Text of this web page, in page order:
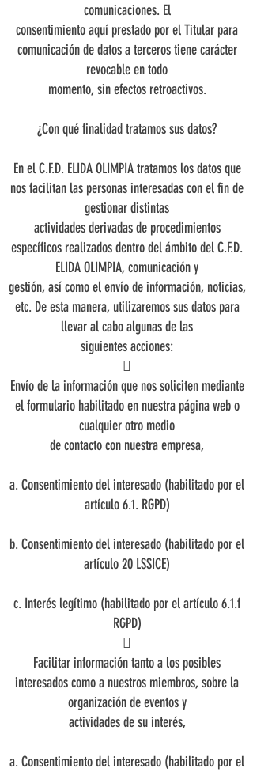
comunicaciones. El
consentimiento aquí prestado por el Titular para
comunicación de datos a terceros tiene carácter
revocable en todo
momento, sin efectos retroactivos.
¿Con qué finalidad tratamos sus datos?
En el C.F.D. ELIDA OLIMPIA tratamos los datos que
nos facilitan las personas interesadas con el fin de
gestionar distintas
actividades derivadas de procedimientos
específicos realizados dentro del ámbito del C.F.D.
ELIDA OLIMPIA, comunicación y
gestión, así como el envío de información, noticias,
etc. De esta manera, utilizaremos sus datos para
llevar al cabo algunas de las
siguientes acciones:

Envío de la información que nos soliciten mediante
el formulario habilitado en nuestra página web o
cualquier otro medio
de contacto con nuestra empresa,
a. Consentimiento del interesado (habilitado por el
artículo 6.1. RGPD)
b. Consentimiento del interesado (habilitado por el
artículo 20 LSSICE)
c. Interés legítimo (habilitado por el artículo 6.1.f
RGPD)

Facilitar información tanto a los posibles
interesados como a nuestros miembros, sobre la
organización de eventos y
actividades de su interés,
a. Consentimiento del interesado (habilitado por el